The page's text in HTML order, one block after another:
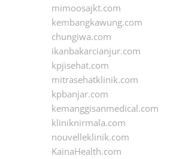
mimoosajkt.com
kembangkawung.com
chungiwa.com
ikanbakarcianjur.com
kpjisehat.com
mitrasehatklinik.com
kpbanjar.com
kemanggisanmedical.com
kliniknirmala.com
nouvelleklinik.com
KainaHealth.com